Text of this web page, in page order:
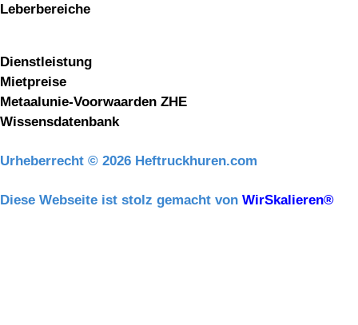
Leberbereiche
Dienstleistung
Mietpreise
Metaalunie-Voorwaarden ZHE
Wissensdatenbank
Urheberrecht © 2026 Heftruckhuren.com
Diese Webseite ist stolz gemacht von WirSkalieren®